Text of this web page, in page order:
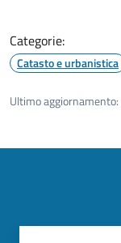
Categorie:
Catasto e urbanistica
Ultimo aggiornamento: